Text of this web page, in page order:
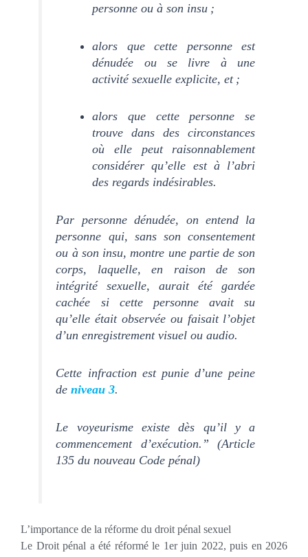
personne ou à son insu ;
alors que cette personne est
dénudée ou se livre à une
activité sexuelle explicite, et ;
alors que cette personne se
trouve dans des circonstances
où elle peut raisonnablement
considérer qu’elle est à l’abri
des regards indésirables.
Par personne dénudée, on entend la
personne qui, sans son consentement
ou à son insu, montre une partie de son
corps, laquelle, en raison de son
intégrité sexuelle, aurait été gardée
cachée si cette personne avait su
qu’elle était observée ou faisait l’objet
d’un enregistrement visuel ou audio.
Cette infraction est punie d’une peine
deniveau 3.
Le voyeurisme existe dès qu’il y a
commencement d’exécution.” (Article
135 du nouveau Code pénal)
L’importance de la réforme du droit pénal sexuel
Le Droit pénal a été réformé le 1er juin 2022, puis en 2026